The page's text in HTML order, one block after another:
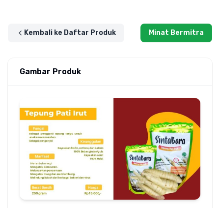
Kembali ke Daftar Produk Minat Bermitra
Gambar Produk